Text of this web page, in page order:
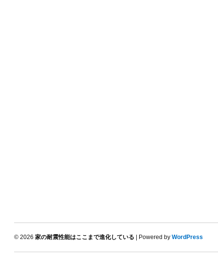
© 2026 家の耐震性能はここまで進化している | Powered by WordPress